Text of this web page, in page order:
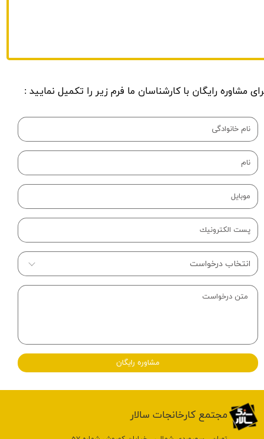
مشاوره رایگان
مشاوره رایگان با کارشناسان ما فرم زیر را تکمیل نمایید :
​مجتمع کارخانجات سالار